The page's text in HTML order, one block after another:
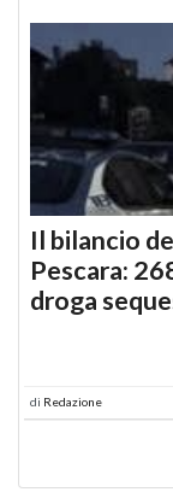
Il bilancio
Pescara:
droga
di Redazione